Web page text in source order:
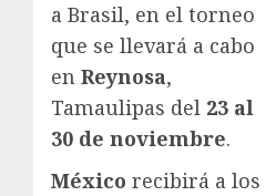
a Brasil, en el torneo
que se llevará a cabo
en Reynosa,
Tamaulipas del 23 al
30 de noviembre.
México recibirá a los